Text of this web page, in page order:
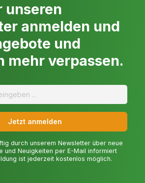
anmelden und
und
mehr verpassen.
Jetzt anmelden
durch unserem Newsletter über neue
und Neuigkeiten per E-Mail informiert
ist jederzeit kostenlos möglich.